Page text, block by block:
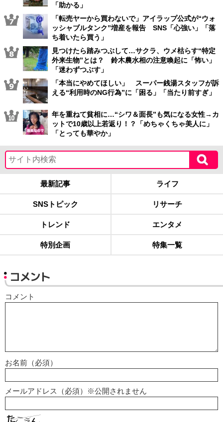
「助かる」
「転売ヤーから買わないで」アイラップ公式が“ウォ
ッシャブルタンク”増産を報告 SNS「心強い」「落
ち着いたら買う」
見つけたら踏みつぶして…サクラ、ウメ枯らす“特定
外来生物”とは？ 鈴木農水相の注意喚起に「怖い」
「迷わずつぶす」
「本当にやめてほしい」 スーパー銭湯スタッフが訴
える“利用時のNG行為”に「困る」「当たり前すぎ」
年を重ねて貧相に…“シワ＆面長”も気になる女性→カ
ットで10歳以上若返り！？「めちゃくちゃ美人に」
「とっても華やか」
最新記事 ライフ
SNSトピック リサーチ
トレンド エンタメ
特別企画 特集一覧
コメント
コメント
お名前（必須）
メールアドレス（必須）※公開されません